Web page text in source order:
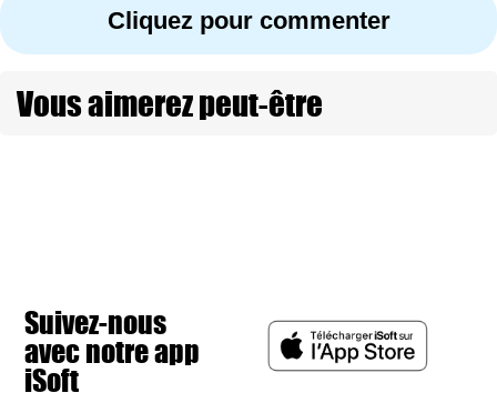
Cliquez pour commenter
Vous aimerez peut-être
Suivez-nous
avec notre app
iSoft